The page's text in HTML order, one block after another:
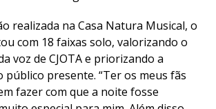
realizada na Casa Natura Musical, o
com 18 faixas solo, valorizando o
voz de CJOTA e priorizando a
público presente. “Ter os meus fãs
fazer com que a noite fosse